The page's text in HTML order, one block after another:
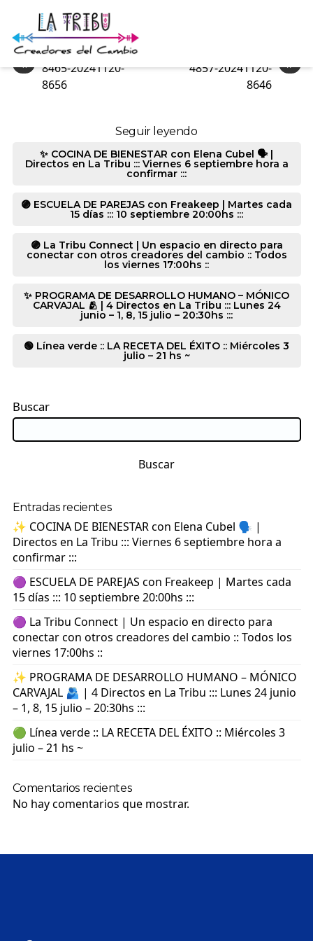
5686-20241120-8656
«
8465-20241120-
8656
»
4857-20241120-
8646
Seguir leyendo
✨ COCINA DE BIENESTAR con Elena Cubel 🗣️ |
Directos en La Tribu ::: Viernes 6 septiembre hora a
confirmar :::
🟣 ESCUELA DE PAREJAS con Freakeep | Martes cada
15 días ::: 10 septiembre 20:00hs :::
🟣 La Tribu Connect | Un espacio en directo para
conectar con otros creadores del cambio :: Todos
los viernes 17:00hs ::
✨ PROGRAMA DE DESARROLLO HUMANO – MÓNICO
CARVAJAL 🫂 | 4 Directos en La Tribu ::: Lunes 24
junio – 1, 8, 15 julio – 20:30hs :::
🟢 Línea verde :: LA RECETA DEL ÉXITO :: Miércoles 3
julio – 21 hs ~
Buscar
Buscar
Entradas recientes
✨ COCINA DE BIENESTAR con Elena Cubel 🗣️ |
Directos en La Tribu ::: Viernes 6 septiembre hora a
confirmar :::
🟣 ESCUELA DE PAREJAS con Freakeep | Martes cada
15 días ::: 10 septiembre 20:00hs :::
🟣 La Tribu Connect | Un espacio en directo para
conectar con otros creadores del cambio :: Todos los
viernes 17:00hs ::
✨ PROGRAMA DE DESARROLLO HUMANO – MÓNICO
CARVAJAL 🫂 | 4 Directos en La Tribu ::: Lunes 24 junio
– 1, 8, 15 julio – 20:30hs :::
🟢 Línea verde :: LA RECETA DEL ÉXITO :: Miércoles 3
julio – 21 hs ~
Comentarios recientes
No hay comentarios que mostrar.